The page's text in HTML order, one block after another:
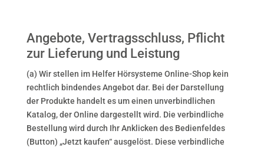
Angebote, Vertragsschluss, Pflicht
zur Lieferung und Leistung
(a) Wir stellen im Helfer Hörsysteme Online-Shop kein
rechtlich bindendes Angebot dar. Bei der Darstellung
der Produkte handelt es um einen unverbindlichen
Katalog, der Online dargestellt wird. Die verbindliche
Bestellung wird durch Ihr Anklicken des Bedienfeldes
(Button) „Jetzt kaufen“ ausgelöst. Diese verbindliche